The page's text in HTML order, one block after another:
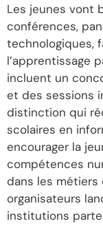
Les jeunes vont
conférences,
technologiques,
l’apprentissage
incluent un
et des sessions
distinction qui
scolaires en
encourager la
compétences
dans les métiers
organisateurs
institutions